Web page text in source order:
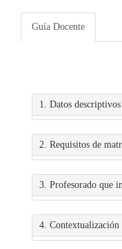
Guía Docente
1. Datos
2. Requisitos de
3. Profesorado que
4. Contextualización